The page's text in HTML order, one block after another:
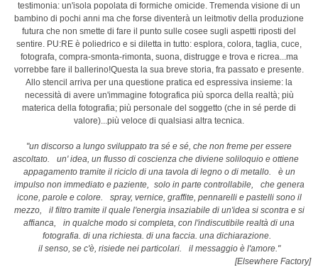
testimonia: un'isola popolata di formiche omicide. Tremenda visione di un
bambino di pochi anni ma che forse diventerà un leitmotiv della produzione
futura che non smette di fare il punto sulle cosee sugli aspetti riposti del
sentire. PU:RE è poliedrico e si diletta in tutto: esplora, colora, taglia, cuce,
fotografa, compra-smonta-rimonta, suona, distrugge e trova e ricrea...ma
vorrebbe fare il ballerino!Questa la sua breve storia, fra passato e presente.
Allo stencil arriva per una questione pratica ed espressiva insieme: la
necessità di avere un'immagine fotografica più sporca della realtà; più
materica della fotografia; più personale del soggetto (che in sé perde di
valore)...più veloce di qualsiasi altra tecnica.
"un discorso a lungo sviluppato tra sé e sé, che non freme per essere
ascoltato. un' idea, un flusso di coscienza che diviene soliloquio e ottiene
appagamento tramite il riciclo di una tavola di legno o di metallo. è un
impulso non immediato e paziente, solo in parte controllabile, che genera
icone, parole e colore. spray, vernice, graffite, pennarelli e pastelli sono il
mezzo, il filtro tramite il quale l'energia insaziabile di un'idea si scontra e si
affianca, in qualche modo si completa, con l'indiscutibile realtà di una
fotografia. di una richiesta. di una faccia. una dichiarazione.
il senso, se c'è, risiede nei particolari. il messaggio è l'amore."
[Elsewhere Factory]